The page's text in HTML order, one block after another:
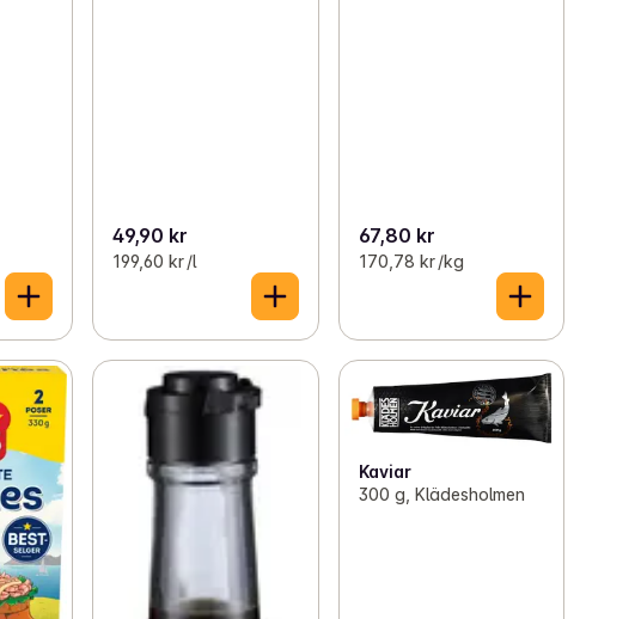
49,90 kr
199,60 kr /l
67,80 kr
170,78 kr /kg
Kaviar
300 g, Klädesholmen